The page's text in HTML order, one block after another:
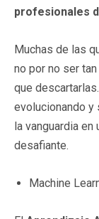
profesionales
Muchas de las
no por no ser
que
evolucionando y
la vanguardia
desafiante.
Machine